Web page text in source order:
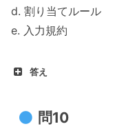
d. 割り当てルール
e. 入力規約
答え
問10